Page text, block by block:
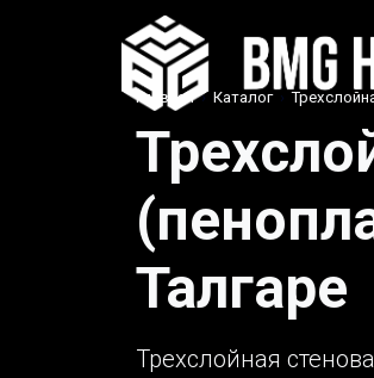
Главная › Каталог ›
Талгаре
Трехслойная